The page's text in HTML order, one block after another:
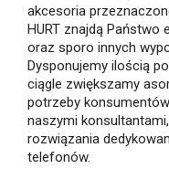
akcesoria
HURT znajdą Państwo
oraz sporo innych
Dysponujemy ilością
ciągle zwiększamy
potrzeby
naszymi
rozwiązania
telefonów.